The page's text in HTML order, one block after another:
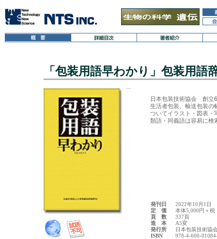
「包装用語早わかり」包装用語
日本包装技術協会　創立
生活者包装、輸送包装
ついてイラスト・図表・
発刊日
2022年10月1日
定 価
本体5,000円＋税
頁 数
337頁
造 本
A5変
発行所
日本包装技術協
ISBN
978-4-600-